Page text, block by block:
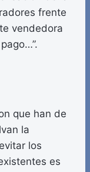
frente
vendedora
que han de
la
los
es